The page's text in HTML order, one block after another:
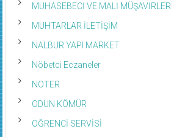
MUHASEBECİ VE MALİ MÜŞAVİRLER
MUHTARLAR İLETİŞİM
NALBUR YAPI MARKET
Nöbetci Eczaneler
NOTER
ODUN KÖMÜR
ÖĞRENCİ SERVİSİ